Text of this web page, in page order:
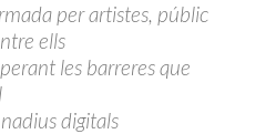
per artistes, públic
ells
les barreres que
digitals